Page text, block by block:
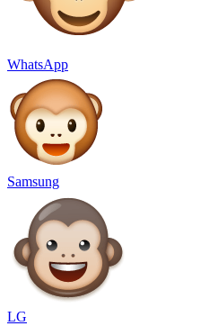
WhatsApp
Samsung
LG